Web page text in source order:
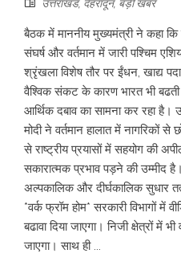
उत्तराखंड, देहरादून, बड़ी खबर
बैठक में माननीय मुख्यमंत्री ने कहा
संघर्ष और वर्तमान में जारी पश्चिम
श्रृंखला विशेष तौर पर ईंधन, खाद्य
वैश्विक संकट के कारण भारत भी
आर्थिक दबाव का सामना कर रहा है।
मोदी ने वर्तमान हालात में नागरिकों से
से राष्ट्रीय प्रयासों में सहयोग की
सकारात्मक प्रभाव पड़ने की उम्मीद
अल्पकालिक और दीर्घकालिक सुधार
*वर्क फ्रॉम होम* सरकारी विभागों में
बढावा दिया जाएगा। निजी क्षेत्रों में
जाएगा। साथ ही ...